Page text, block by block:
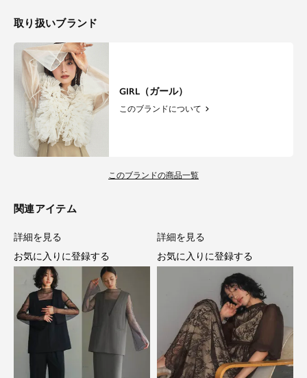
取り扱いブランド
GIRL（ガール）
このブランドについて
このブランドの商品一覧
関連アイテム
詳細を見る
お気に入りに登録する
詳細を見る
お気に入りに登録する